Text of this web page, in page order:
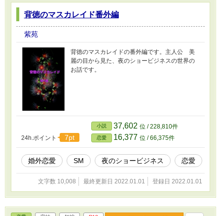
背徳のマスカレイド番外編
紫苑
背徳のマスカレイドの番外編です。主人公 美
麗の目から見た、夜のショービジネスの世界の
お話です。
24h.ポイント 7pt
小説 37,602 位 / 228,810件
恋愛 16,377 位 / 66,375件
婚外恋愛 SM 夜のショービジネス 恋愛
文字数 10,008 最終更新日 2022.01.01 登録日 2022.01.01